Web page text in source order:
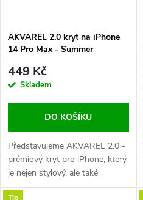
AKVAREL 2.0 kryt na iPhone
14 Pro Max - Summer
449 Kč
Skladem
DO KOŠÍKU
Představujeme AKVAREL 2.0 -
prémiový kryt pro iPhone, který
je nejen stylový, ale také
extrémně odolný. Tohle není jen
Tip